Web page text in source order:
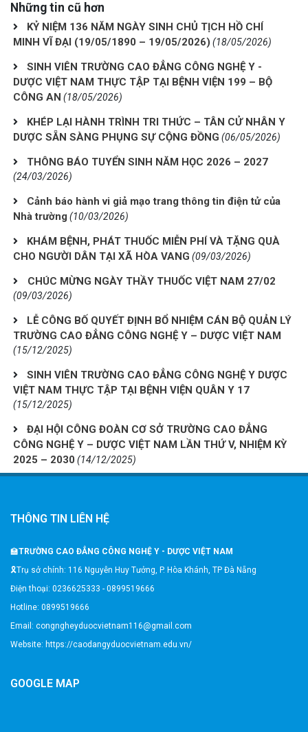
Những tin cũ hơn
KỶ NIỆM 136 NĂM NGÀY SINH CHỦ TỊCH HỒ CHÍ
MINH VĨ ĐẠI (19/05/1890 – 19/05/2026) (18/05/2026)
SINH VIÊN TRƯỜNG CAO ĐẲNG CÔNG NGHỆ Y -
DƯỢC VIỆT NAM THỰC TẬP TẠI BỆNH VIỆN 199 – BỘ
CÔNG AN (18/05/2026)
KHÉP LẠI HÀNH TRÌNH TRI THỨC – TÂN CỬ NHÂN Y
DƯỢC SẴN SÀNG PHỤNG SỰ CỘNG ĐỒNG (06/05/2026)
THÔNG BÁO TUYỂN SINH NĂM HỌC 2026 – 2027
(24/03/2026)
Cảnh báo hành vi giả mạo trang thông tin điện tử của
Nhà trường (10/03/2026)
KHÁM BỆNH, PHÁT THUỐC MIỄN PHÍ VÀ TẶNG QUÀ
CHO NGƯỜI DÂN TẠI XÃ HÒA VANG (09/03/2026)
​ CHÚC MỪNG NGÀY THẦY THUỐC VIỆT NAM 27/02 ​
(09/03/2026)
LỄ CÔNG BỐ QUYẾT ĐỊNH BỔ NHIỆM CÁN BỘ QUẢN LÝ
TRƯỜNG CAO ĐẲNG CÔNG NGHỆ Y – DƯỢC VIỆT NAM
(15/12/2025)
SINH VIÊN TRƯỜNG CAO ĐẲNG CÔNG NGHỆ Y DƯỢC
VIỆT NAM THỰC TẬP TẠI BỆNH VIỆN QUÂN Y 17
(15/12/2025)
ĐẠI HỘI CÔNG ĐOÀN CƠ SỞ TRƯỜNG CAO ĐẲNG
CÔNG NGHỆ Y – DƯỢC VIỆT NAM LẦN THỨ V, NHIỆM KỲ
2025 – 2030 (14/12/2025)
THÔNG TIN LIÊN HỆ
🏫TRƯỜNG CAO ĐẲNG CÔNG NGHỆ Y - DƯỢC VIỆT NAM
🎗️Trụ sở chính: 116 Nguyễn Huy Tưởng, P. Hòa Khánh, TP Đà Nẵng
Điện thoại: 0236625333 - 0899519666
Hotline: 0899519666
Email: congngheyduocvietnam116@gmail.com
Website: https://caodangyduocvietnam.edu.vn/
GOOGLE MAP